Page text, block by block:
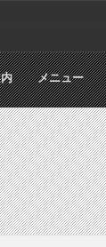
メニュー